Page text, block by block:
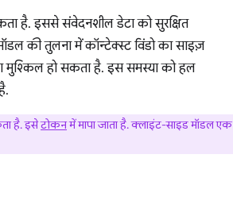
है. इससे संवेदनशील डेटा को सुरक्षित
की तुलना में कॉन्टेक्स्ट विंडो का साइज़
मुश्किल हो सकता है. इस समस्या को हल
है. इसेटोकनमें मापा जाता है. क्लाइंट-साइड मॉडल एक